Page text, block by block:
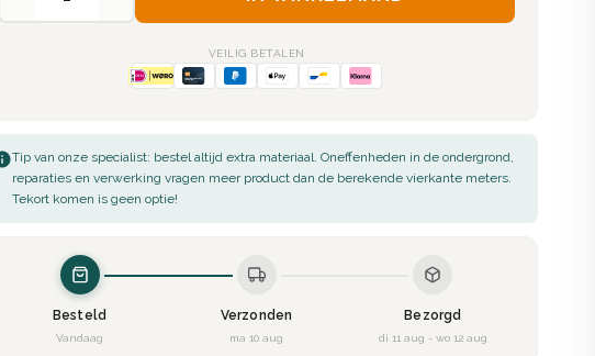
VEILIG BETALEN
Tip van onze specialist: bestel altijd extra materiaal. Oneffenheden in de ondergrond,
reparaties en verwerking vragen meer product dan de berekende vierkante meters.
Tekort komen is geen optie!
Besteld
Vandaag
Verzonden
ma 10 aug
Bezorgd
di 11 aug - wo 12 aug